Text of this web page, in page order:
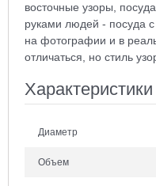
восточные узоры,
руками людей - посуда
на фотографии и в
отличаться, но стиль
Характеристики
Диаметр
Объем